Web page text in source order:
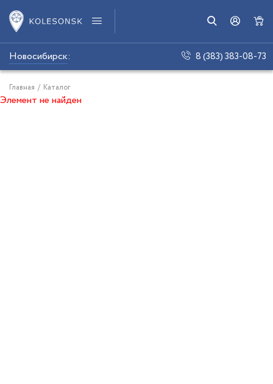
Новосибирск: 8 (383) 383-08-73
Главная / Каталог
Элемент не найден